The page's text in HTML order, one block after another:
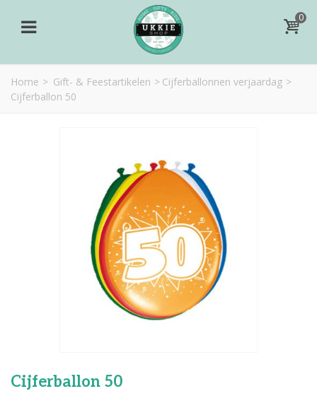
0
Home > Gift- & Feestartikelen > Cijferballonnen verjaardag >
Cijferballon 50
Cijferballon 50